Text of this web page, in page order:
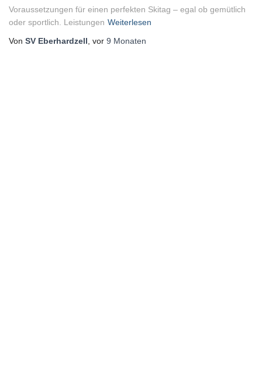
Voraussetzungen für einen perfekten Skitag – egal ob gemütlich
oder sportlich. Leistungen Weiterlesen
Von SV Eberhardzell , vor 9 Monaten